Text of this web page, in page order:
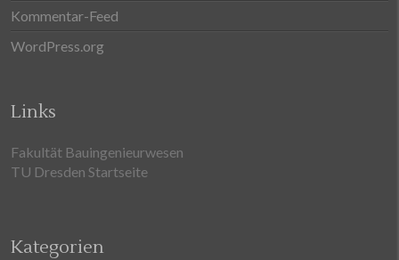
Kommentar-Feed
WordPress.org
Links
Fakultät Bauingenieurwesen
TU Dresden Startseite
Kategorien